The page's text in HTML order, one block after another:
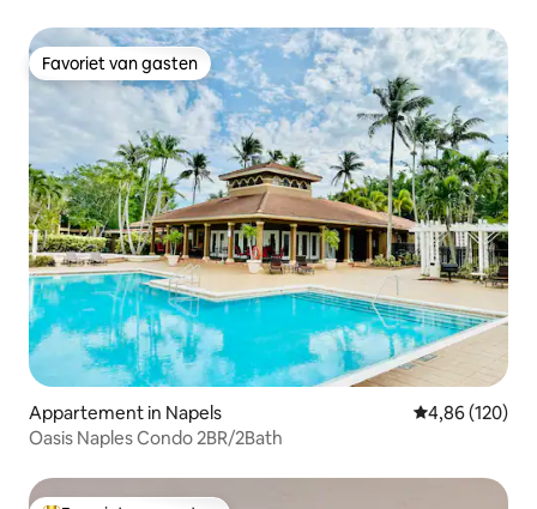
Favoriet van gasten
Favoriet van gasten
Appartement in Napels Gemiddelde
4,86 (120)
Oasis Naples Condo 2BR/2Bath